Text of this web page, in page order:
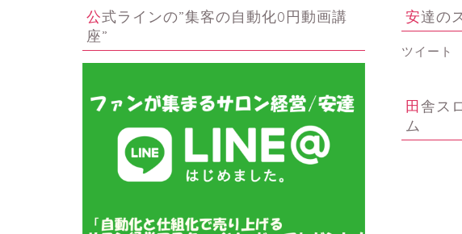
公式ラインの”集客の自動化0円動画講
座”
安達
ツイート
田舎スローライフ経営のインスタグラ
ム